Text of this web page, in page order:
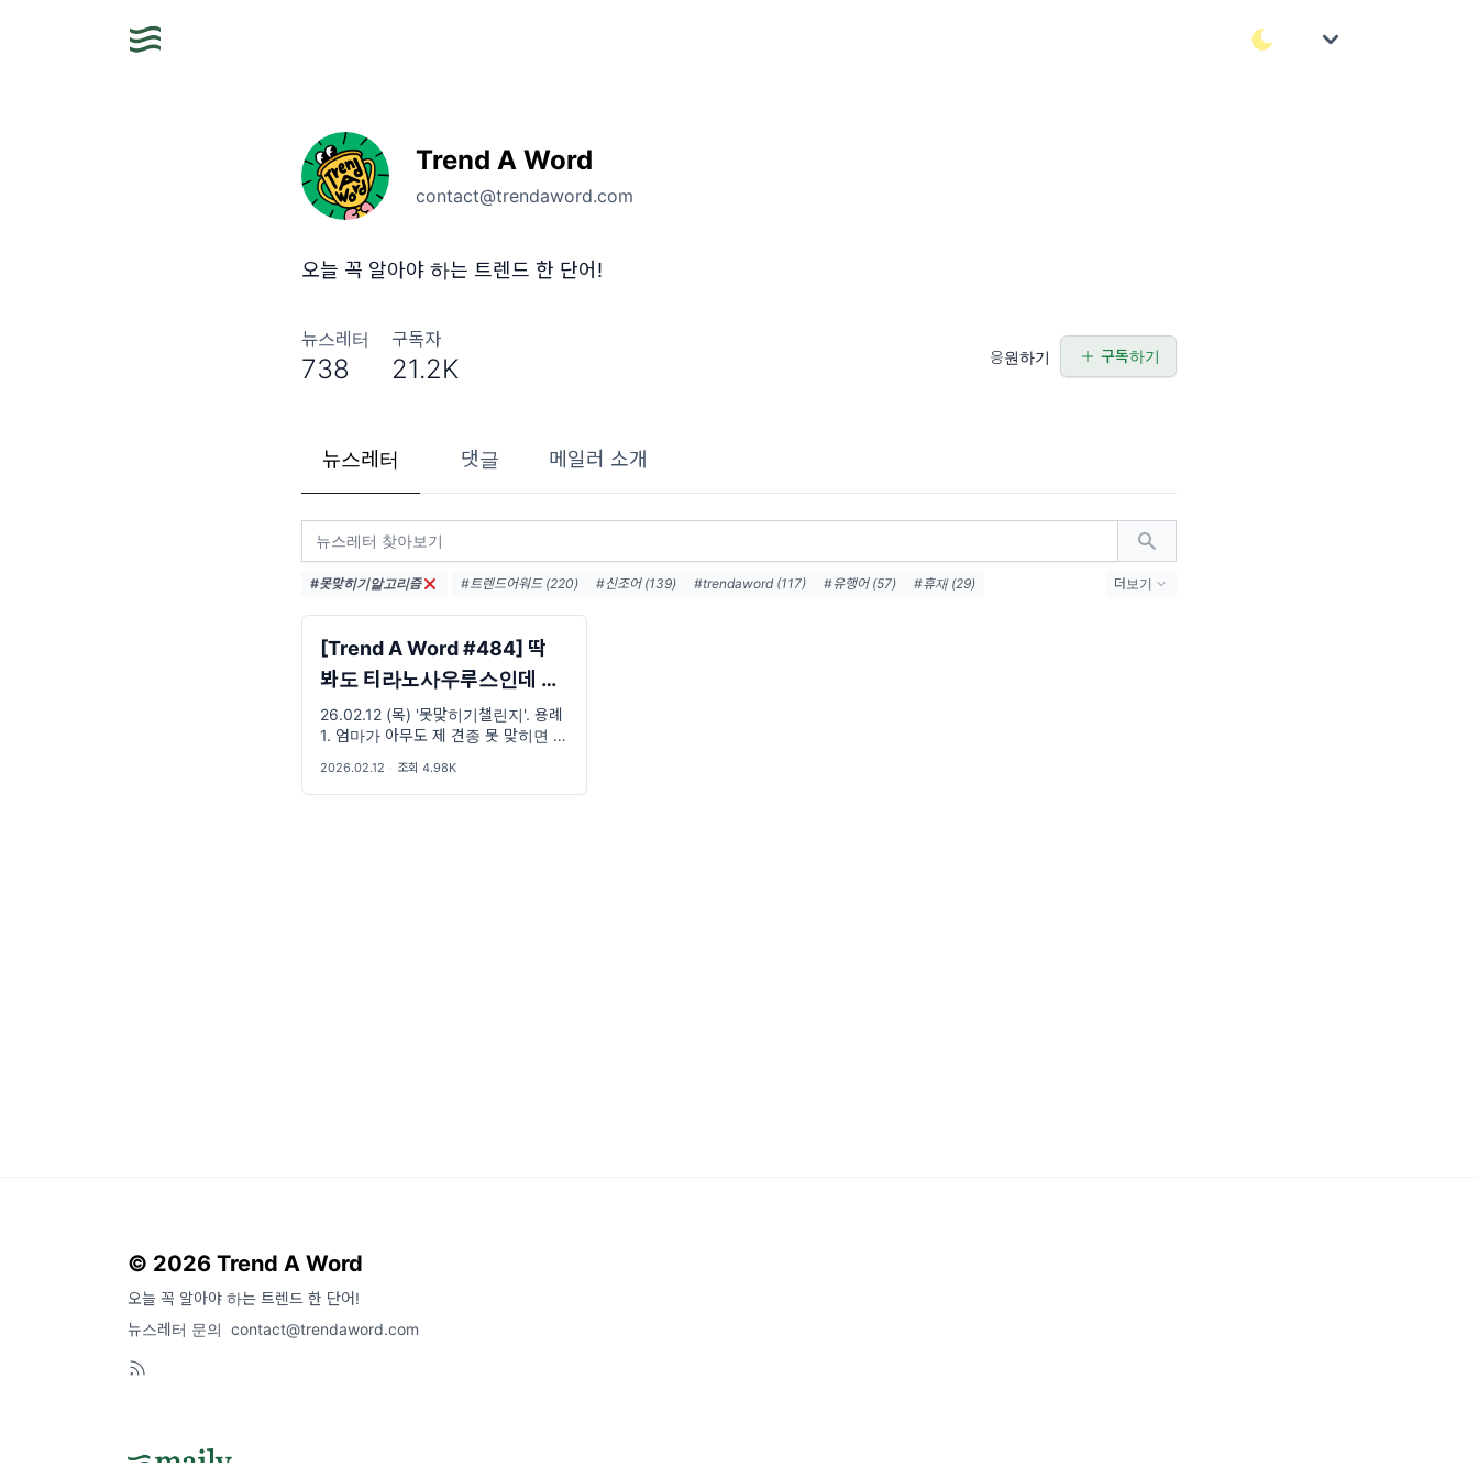
Trend A Word
contact@trendaword.com
오늘 꼭 알아야 하는 트렌드 한 단어!
뉴스레터
738
구독자
21.2K 응원하기 구독하기
뉴스레터 댓글 메일러 소개
#못맞히기알고리즘 #트렌드어워드 (220) #신조어 (139) #trendaword (117) #유행어 (57)
#휴재 (29)
#MZ세대 (23)
더보기
[Trend A Word #484] 딱
봐도 티라노사우루스인데 왜
다들 모른척 함?
26.02.12 (목) '못맞히기챌린지'. 용례
1. 엄마가 아무도 제 견종 못 맞히면 고
씨
2026.02.12 · 조회 4.98K
© 2026 Trend A Word
오늘 꼭 알아야 하는 트렌드 한 단어!
뉴스레터 문의 contact@trendaword.com